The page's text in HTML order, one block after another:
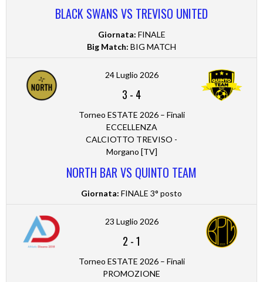
BLACK SWANS VS TREVISO UNITED
Giornata: FINALE
Big Match: BIG MATCH
24 Luglio 2026
3 - 4
Torneo ESTATE 2026 – Finali
ECCELLENZA
CALCIOTTO TREVISO -
Morgano [TV]
NORTH BAR VS QUINTO TEAM
Giornata: FINALE 3° posto
23 Luglio 2026
2 -1
Torneo ESTATE 2026 – Finali
PROMOZIONE